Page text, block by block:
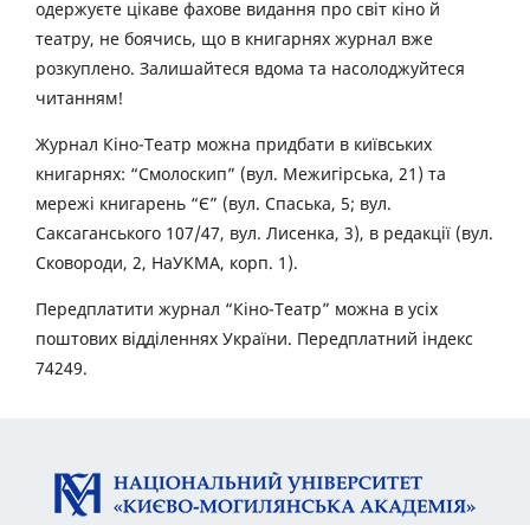
одержуєте цікаве фахове видання про світ кіно й
театру, не боячись, що в книгарнях журнал вже
розкуплено. Залишайтеся вдома та насолоджуйтеся
читанням!
Журнал Кіно-Театр можна придбати в київських
книгарнях: “Смолоскип” (вул. Межигірська, 21) та
мережі книгарень “Є” (вул. Спаська, 5; вул.
Саксаганського 107/47, вул. Лисенка, 3), в редакції (вул.
Сковороди, 2, НаУКМА, корп. 1).
Передплатити журнал “Кіно-Театр” можна в усіх
поштових відділеннях України. Передплатний індекс
74249.